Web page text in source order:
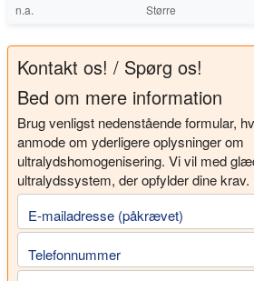
n.a.
Større
Kontakt os! / Spørg os!
Bed om mere information
Brug venligst nedenstående formular,
anmode om yderligere oplysninger om
ultralydshomogenisering. Vi vil med
ultralydssystem, der opfylder dine krav.
E-mailadresse (påkrævet)
Telefonnummer